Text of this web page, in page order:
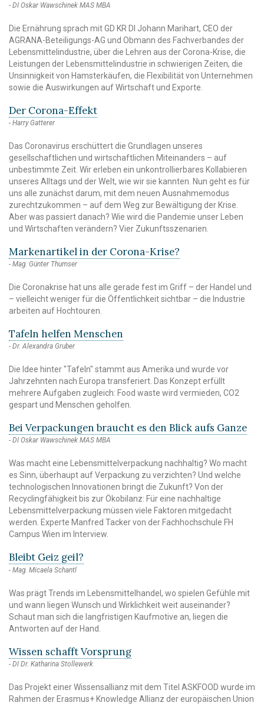
DI Oskar Wawschinek MAS MBA
Die Ernährung sprach mit GD KR DI Johann Marihart, CEO der
AGRANA-Beteiligungs-AG und Obmann des Fachverbandes der
Lebensmittelindustrie, über die Lehren aus der Corona-Krise, die
Leistungen der Lebensmittelindustrie in schwierigen Zeiten, die
Unsinnigkeit von Hamsterkäufen, die Flexibilität von Unternehmen
sowie die Auswirkungen auf Wirtschaft und Exporte.
Der Corona-Effekt
Harry Gatterer
Das Coronavirus erschüttert die Grundlagen unseres
gesellschaftlichen und wirtschaftlichen Miteinanders – auf
unbestimmte Zeit. Wir erleben ein unkontrollierbares Kollabieren
unseres Alltags und der Welt, wie wir sie kannten. Nun geht es für
uns alle zunächst darum, mit dem neuen Ausnahmemodus
zurechtzukommen – auf dem Weg zur Bewältigung der Krise.
Aber was passiert danach? Wie wird die Pandemie unser Leben
und Wirtschaften verändern? Vier Zukunftsszenarien.
Markenartikel in der Corona-Krise?
Mag. Günter Thumser
Die Coronakrise hat uns alle gerade fest im Griff – der Handel und
– vielleicht weniger für die Öffentlichkeit sichtbar – die Industrie
arbeiten auf Hochtouren.
Tafeln helfen Menschen
Dr. Alexandra Gruber
Die Idee hinter "Tafeln" stammt aus Amerika und wurde vor
Jahrzehnten nach Europa transferiert. Das Konzept erfüllt
mehrere Aufgaben zugleich: Food waste wird vermieden, CO2
gespart und Menschen geholfen.
Bei Verpackungen braucht es den Blick aufs Ganze
DI Oskar Wawschinek MAS MBA
Was macht eine Lebensmittelverpackung nachhaltig? Wo macht
es Sinn, überhaupt auf Verpackung zu verzichten? Und welche
technologischen Innovationen bringt die Zukunft? Von der
Recyclingfähigkeit bis zur Ökobilanz: Für eine nachhaltige
Lebensmittelverpackung müssen viele Faktoren mitgedacht
werden. Experte Manfred Tacker von der Fachhochschule FH
Campus Wien im Interview.
Bleibt Geiz geil?
Mag. Micaela Schantl
Was prägt Trends im Lebensmittelhandel, wo spielen Gefühle mit
und wann liegen Wunsch und Wirklichkeit weit auseinander?
Schaut man sich die langfristigen Kaufmotive an, liegen die
Antworten auf der Hand.
Wissen schafft Vorsprung
DI Dr. Katharina Stollewerk
Das Projekt einer Wissensallianz mit dem Titel ASKFOOD wurde im
Rahmen der Erasmus+ Knowledge Allianz der europäischen Union